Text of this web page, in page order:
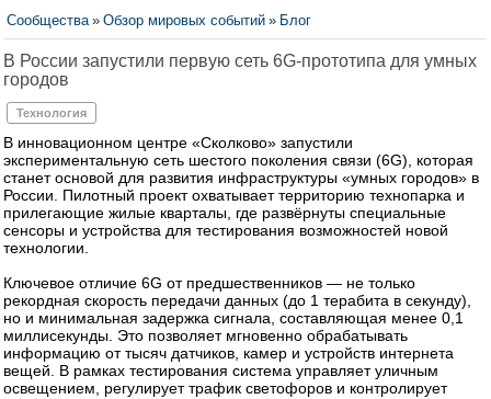
Сообщества » Обзор мировых событий » Блог
В России запустили первую сеть 6G‑прототипа для умных
городов
Технология
В инновационном центре «Сколково» запустили
экспериментальную сеть шестого поколения связи (6G), которая
станет основой для развития инфраструктуры «умных городов» в
России. Пилотный проект охватывает территорию технопарка и
прилегающие жилые кварталы, где развёрнуты специальные
сенсоры и устройства для тестирования возможностей новой
технологии.
Ключевое отличие 6G от предшественников — не только
рекордная скорость передачи данных (до 1 терабита в секунду),
но и минимальная задержка сигнала, составляющая менее 0,1
миллисекунды. Это позволяет мгновенно обрабатывать
информацию от тысяч датчиков, камер и устройств интернета
вещей. В рамках тестирования система управляет уличным
освещением, регулирует трафик светофоров и контролирует